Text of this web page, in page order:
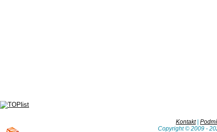
Kontakt|
Copyright © 2009 -